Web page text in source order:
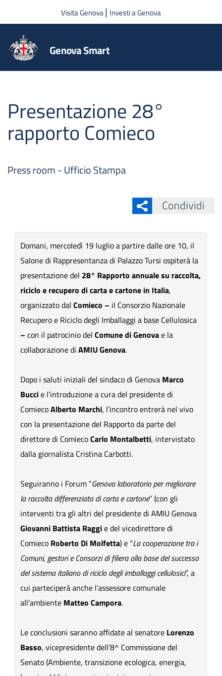
Salta al contenuto principale
Visita Genova| Investi a Genova
Genova Smart
Presentazione 28°
rapporto Comieco
Press room - Ufficio Stampa
Condividi
Domani, mercoledì 19 luglio a partire dalle ore 10, il
Salone di Rappresentanza di Palazzo Tursi ospiterà la
presentazione del 28° Rapporto annuale su raccolta,
riciclo e recupero di carta e cartone in Italia,
organizzato dal Comieco – il Consorzio Nazionale
Recupero e Riciclo degli Imballaggi a base Cellulosica
– con il patrocinio del Comune di Genovae la
collaborazione di AMIU Genova.
Dopo i saluti iniziali del sindaco di Genova Marco
Buccie l’introduzione a cura del presidente di
ComiecoAlberto Marchi, l’incontro entrerà nel vivo
con la presentazione del Rapporto da parte del
direttore di ComiecoCarlo Montalbetti, intervistato
dalla giornalista Cristina Carbotti.
Seguiranno i Forum “Genova laboratorio per migliorare
la raccolta differenziata di carta e cartone” (con gli
interventi tra gli altri del presidente di AMIU Genova
Giovanni Battista Raggie del vicedirettore di
Comieco Roberto Di Molfetta) e “La cooperazione tra i
Comuni, gestori e Consorzi di filiera alla base del successo
del sistema italiano di riciclo degli imballaggi cellulosici”, a
cui parteciperà anche l’assessore comunale
all’ambiente Matteo Campora.
Le conclusioni saranno affidate al senatore Lorenzo
Basso, vicepresidente dell’8^ Commissione del
Senato (Ambiente, transizione ecologica, energia,